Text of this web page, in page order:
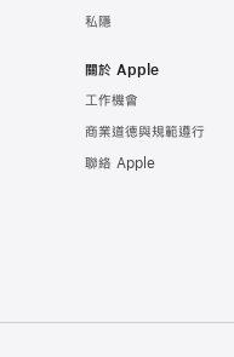
私隱
關於 Apple
工作機會
商業道德與規範遵行
聯絡 Apple